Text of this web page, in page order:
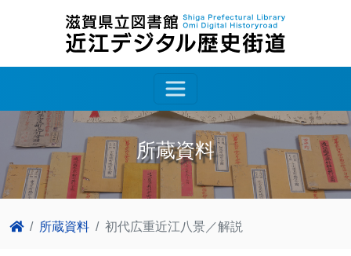
所蔵資料
所蔵資料 初代広重近江八景／解説